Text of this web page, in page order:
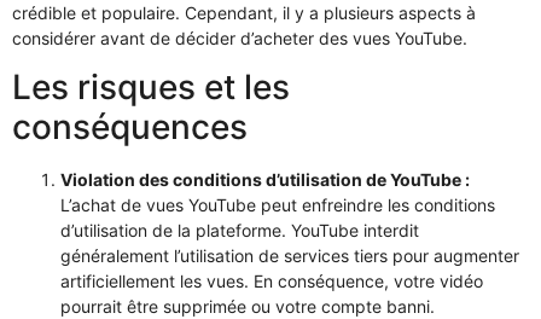
crédible et populaire. Cependant, il y a plusieurs aspects à
considérer avant de décider d’acheter des vues YouTube.
Les risques et les
conséquences
Violation des conditions d’utilisation de YouTube :
L’achat de vues YouTube peut enfreindre les conditions
d’utilisation de la plateforme. YouTube interdit
généralement l’utilisation de services tiers pour augmenter
artificiellement les vues. En conséquence, votre vidéo
pourrait être supprimée ou votre compte banni.